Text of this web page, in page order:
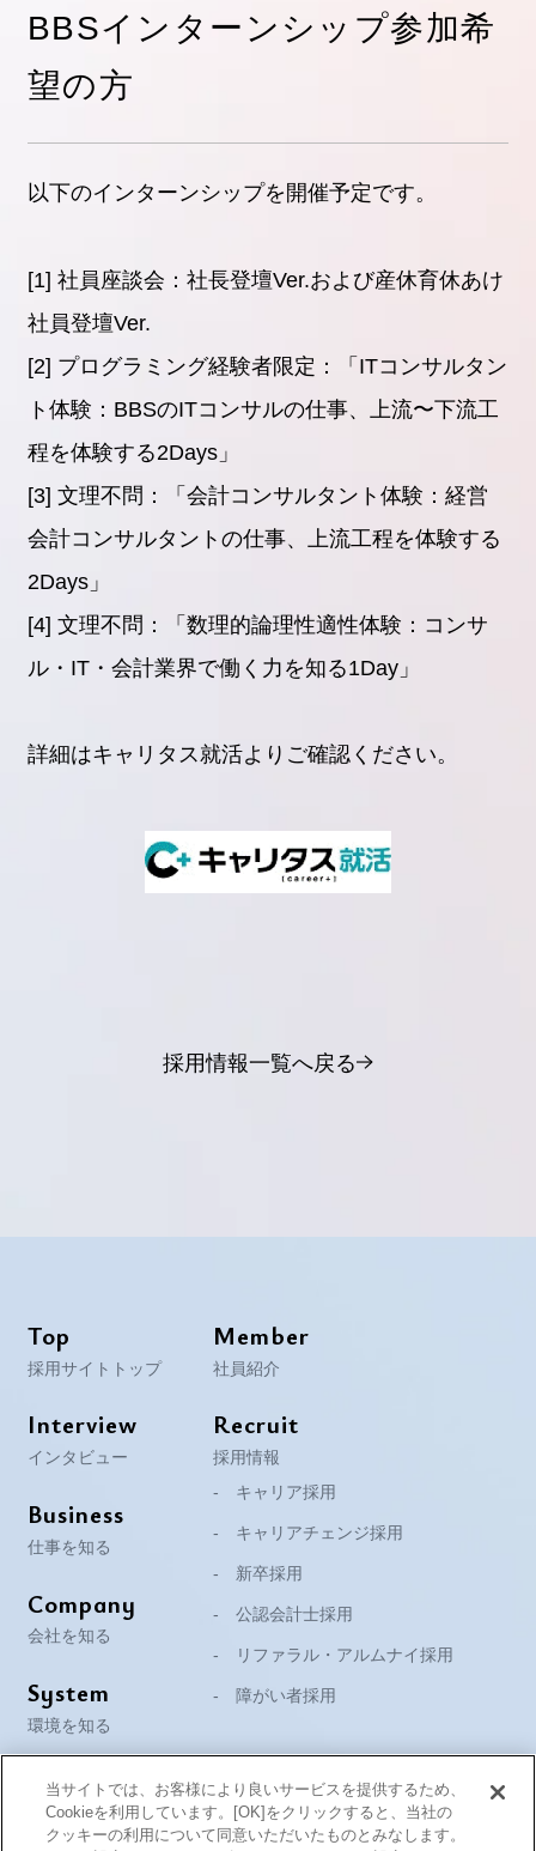
BBSインターンシップ参加希
望の方
以下のインターンシップを開催予定です。
[1] 社員座談会：社長登壇Ver.および産休育休あけ
社員登壇Ver.
[2] プログラミング経験者限定：「ITコンサルタン
ト体験：BBSのITコンサルの仕事、上流〜下流工
程を体験する2Days」
[3] 文理不問：「会計コンサルタント体験：経営
会計コンサルタントの仕事、上流工程を体験する
2Days」
[4] 文理不問：「数理的論理性適性体験：コンサ
ル・IT・会計業界で働く力を知る1Day」
詳細はキャリタス就活よりご確認ください。
採用情報一覧へ戻る
Top
採用サイトトップ
Interview
インタビュー
Business
仕事を知る
Company
会社を知る
System
環境を知る
Member
社員紹介
Recruit
採用情報
キャリア採用
キャリアチェンジ採用
新卒採用
公認会計士採用
リファラル・アルムナイ採用
障がい者採用
当サイトでは、お客様により良いサービスを提供するため、
Cookieを利用しています。[OK]をクリックすると、当社の
クッキーの利用について同意いただいたものとみなします。